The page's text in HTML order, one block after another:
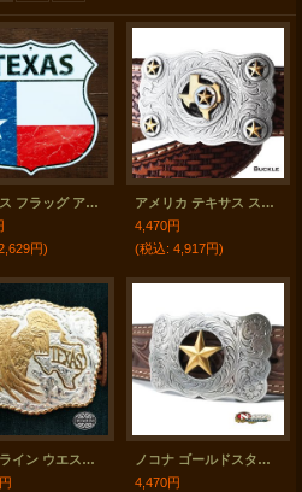
テキサス フラッグ アメリカ製 ハイウエー ティンサイン メタルサイン /Texas State Flag Highway Metal Sign
円)
アメリカ テキサス スター ベルト バックル/Texas Stars Belt Buckle
4,470円
(税込: 4,917円)
クラムライン ウエスタン ベルト バックル アメリカン イーグル テキサス ロープエッジ/Crumrine Western Belt Buckle Eagle and Texas
ノコナ ゴールドスター ウエスタン ベルト バックル/Nocona Western Belt Buckle
4,470円